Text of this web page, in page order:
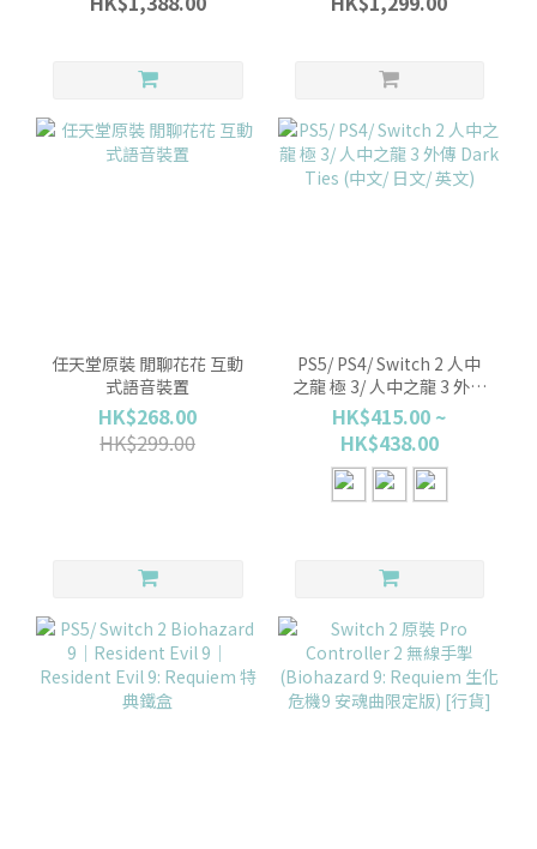
(CAPCOM)
任天堂原裝 閒聊花花 互動
式語音裝置
HK$268.00
HK$299.00
PS5/ PS4/ Switch 2 人中
之龍 極 3/ 人中之龍 3 外傳
Dark Ties (中文/ 日文/ 英
文)
HK$415.00 ~
HK$438.00